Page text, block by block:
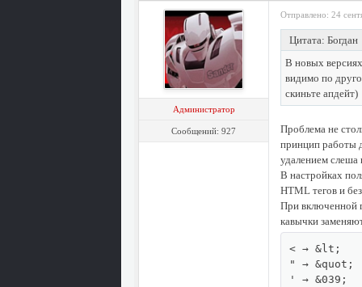
Отправлено: 24
Цитата: Богдан
В новых
видимо по
скиньте апдейт)
Проблема не
принцип работы
удалением слеша
В настройках
HTML тегов и
При включенной
кавычки
< → &lt;
" → &quot;
' → &039;
Администратор
Сообщений: 927